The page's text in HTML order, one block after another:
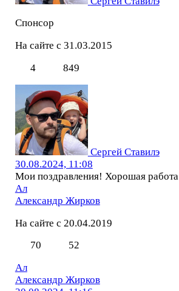
Спонсор
На сайте с 31.03.2015
4
849
Сергей Ставилэ
30.08.2024, 11:08
Мои поздравления! Хорошая работа
Ал
Александр Жирков
На сайте с 20.04.2019
70
52
Ал
Александр Жирков